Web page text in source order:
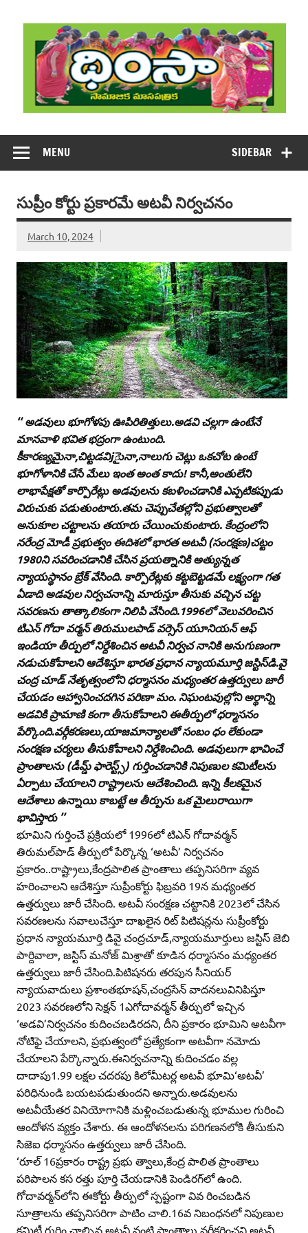
content
DHIMSA
SIDEBAR
MENU
సుప్రీం కోర్టు ప్రకారమే అటవీ నిర్వచనం
March 10, 2024
‘‘ అడవులు భూగోళపు ఊపిరితిత్తులు.అడవి చల్లగా ఉంటేనే
మానవాళి భవిత భద్రంగా ఉంటుంది.
కీకారణ్యమైనా,చిట్టడవిjైునా,నాలుగు చెట్లు ఒకచోట ఉంటే
భూగోళానికి చేసే మేలు ఇంత అంత కాదు! కానీ,అంతులేని
లాభాపేక్షతో కార్పొరేట్లు అడవులను కబళించడానికి ఎప్పటికప్పుడు
విరుచుకు పడుతుంటారు.తమ చెప్పుచేతల్లోని ప్రభుత్వాలతో
అనుకూల చట్టాలను తయారు చేయించుకుంటారు. కేంద్రంలోని
నరేంద్ర మోడీ ప్రభుత్వం ఈదిశలో భారత అటవీ (సంరక్షణ)చట్టం
1980ని సవరించడానికి చేసిన ప్రయత్నానికి అత్యున్నత
న్యాయస్థానం బ్రేక్‌ వేసింది. కార్పొరేట్లకు కట్టబెట్టడమే లక్ష్యంగా గత
ఏడాది అడవుల నిర్వచనాన్ని మారుస్తూ తీసుకు వచ్చిన చట్ట
సవరణను తాత్కాలికంగా నిలిపి వేసింది.1996లో వెలువరించిన
టిఎన్‌ గోదా వర్మన్‌ తిరుములపాడ్‌ వర్సెస్‌ యూనియన్‌ ఆఫ్‌
ఇండియా తీర్పులో నిర్దేశించిన అటవీ నిర్వచ నానికి అనుగుణంగా
నడుచుకోవాలని ఆదేశిస్తూ భారత ప్రధాన న్యాయమూర్తి జస్టిస్‌డి.వై
చంద్ర చూడ్‌ నేతృత్వంలోని ధర్మాసనం మధ్యంతర ఉత్తర్వులు జారీ
చేయడం ఆహ్వానించదగిన పరిణా మం. నిఘంటవుల్లోని అర్థాన్ని
అడవికి ప్రామాణి కంగా తీసుకోవాలని ఈతీర్పులో ధర్మాసనం
పేర్కొంది.వర్గీకరణలు,యాజమాన్యాలతో సంబం ధం లేకుండా
సంరక్షణ చర్యలు తీసుకోవాలని నిర్దేశించింది. అడవులుగా భావించే
ప్రాంతాలను (డీమ్డ్‌ ఫారెస్ట్స్‌) గుర్తించడానికి నిపుణుల కమిటీలను
ఏర్పాటు చేయాలని రాష్ట్రాలను ఆదేశించింది. ఇన్ని కీలకమైన
ఆదేశాలు ఉన్నాయి కాబట్టే ఆ తీర్పును ఒక మైలురాయిగా
భావిస్తారు ’’
భూమిని గుర్తించే ప్రక్రియలో 1996లో టిఎన్‌ గోదావర్మన్‌
తిరుమల్‌పాడ్‌ తీర్పులో పేర్కొన్న ‘అటవీ’ నిర్వచనం
ప్రకారం..రాష్ట్రాలు,కేంద్రపాలిత ప్రాంతాలు తప్పనిసరిగా వ్యవ
హరించాలని ఆదేశిస్తూ సుప్రీంకోర్టు ఫిబ్రవరి 19న మధ్యంతర
ఉత్తర్వులు జారీ చేసింది. అటవీ సంరక్షణ చట్టానికి 2023లో చేసిన
సవరణలను సవాలుచేస్తూ దాఖలైన రిట్‌ పిటిషన్లను సుప్రీంకోర్టు
ప్రధాన న్యాయమూర్తి డివై చంద్రచూడ్‌,న్యాయమూర్తులు జస్టిస్‌ జెబి
పార్దివాలా, జస్టిస్‌ మనోజ్‌ మిశ్రాతో కూడిన ధర్మాసనం మధ్యంతర
ఉత్తర్వులు జారీ చేసింది.పిటిషనరు తరపున సీనియర్‌
న్యాయవాదులు ప్రశాంతభూషన్‌,చంద్రసేన్‌ వాదనలువినిపిస్తూ
2023 సవరణలోని సెక్షన్‌ 1ఎగోదావర్మన్‌ తీర్పులో ఇచ్చిన
‘అడవి’నిర్వచనం కుదించబడిరదని, దీని ప్రకారం భూమిని అటవీగా
నోటిఫై చేయాలని, ప్రభుత్వంలో ప్రత్యేకంగా అటవీగా నమోదు
చేయాలని పేర్కొన్నారు.ఈనిర్వచనాన్ని కుదించడం వల్ల
దాదాపు1.99 లక్షల చదరపు కిలోమీటర్ల అటవీ భూమి‘అటవీ’
పరిధినుండి బయటపడుతుందని అన్నారు.అడవులను
అటవీయేతర వినియోగానికి మళ్లించబడుతున్న భూముల గురించి
ఆందోళన వ్యక్తం చేశారు. ఈ ఆందోళనలను పరిగణనలోకి తీసుకుని
సిజెఐ ధర్మాసనం ఉత్తర్వులు జారీ చేసింది.
‘రూల్‌ 16ప్రకారం రాష్ట్ర ప్రభు త్వాలు,కేంద్ర పాలిత ప్రాంతాలు
పరిపాలన కస రత్తు పూర్తి చేయడానికి పెండిరగ్‌లో ఉంది.
గోదావర్మన్‌లోని ఈకోర్టు తీర్పులో స్పష్టంగా వివ రించబడిన
సూత్రాలను తప్పనిసరిగా పాటిం చాలి.16వ నిబంధనలో నిపుణుల
కమిటీ గుర్తిం చాల్సిన అటవీ,వంటి ప్రాంతాలు,వర్గీకరించని అటవీ